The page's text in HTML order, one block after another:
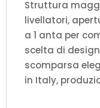
Struttura
livellatori,
a 1 anta per
scelta di
scomparsa
in Italy,